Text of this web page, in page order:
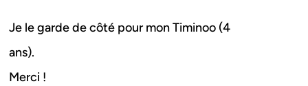
Je le garde de côté pour mon Timinoo (4
ans).
Merci !